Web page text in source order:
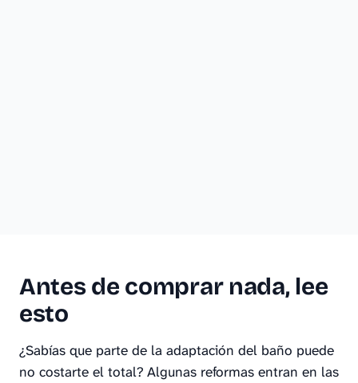
Antes de comprar nada, lee
esto
¿Sabías que parte de la adaptación del baño puede
no costarte el total? Algunas reformas entran en las